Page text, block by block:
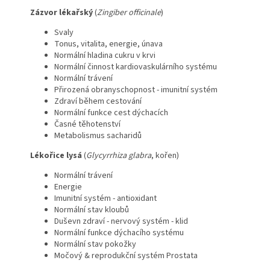
Zázvor lékařský(Zingiber officinale)
Svaly
Tonus, vitalita, energie, únava
Normální hladina cukru v krvi
Normální činnost kardiovaskulárního systému
Normální trávení
Přirozená obranyschopnost - imunitní systém
Zdraví během cestování
Normální funkce cest dýchacích
Časné těhotenství
Metabolismus sacharidů
Lékořice lysá (Glycyrrhiza glabra, kořen)
Normální trávení
Energie
Imunitní systém - antioxidant
Normální stav kloubů
Duševn zdraví - nervový systém - klid
Normální funkce dýchacího systému
Normální stav pokožky
Močový & reprodukční systém Prostata